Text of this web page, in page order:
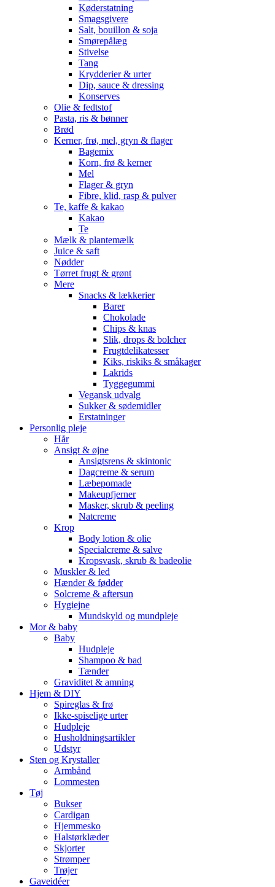
Køderstatning
Smagsgivere
Salt, bouillon & soja
Smørepålæg
Stivelse
Tang
Krydderier & urter
Dip, sauce & dressing
Konserves
Olie & fedtstof
Pasta, ris & bønner
Brød
Kerner, frø, mel, gryn & flager
Bagemix
Korn, frø & kerner
Mel
Flager & gryn
Fibre, klid, rasp & pulver
Te, kaffe & kakao
Kakao
Te
Mælk & plantemælk
Juice & saft
Nødder
Tørret frugt & grønt
Mere
Snacks & lækkerier
Barer
Chokolade
Chips & knas
Slik, drops & bolcher
Frugtdelikatesser
Kiks, riskiks & småkager
Lakrids
Tyggegummi
Vegansk udvalg
Sukker & sødemidler
Erstatninger
Personlig pleje
Hår
Ansigt & øjne
Ansigtsrens & skintonic
Dagcreme & serum
Læbepomade
Makeupfjerner
Masker, skrub & peeling
Natcreme
Krop
Body lotion & olie
Specialcreme & salve
Kropsvask, skrub & badeolie
Muskler & led
Hænder & fødder
Solcreme & aftersun
Hygiejne
Mundskyld og mundpleje
Mor & baby
Baby
Hudpleje
Shampoo & bad
Tænder
Graviditet & amning
Hjem & DIY
Spireglas & frø
Ikke-spiselige urter
Hudpleje
Husholdningsartikler
Udstyr
Sten og Krystaller
Armbånd
Lommesten
Tøj
Bukser
Cardigan
Hjemmesko
Halstørklæder
Skjorter
Strømper
Trøjer
Gaveidéer